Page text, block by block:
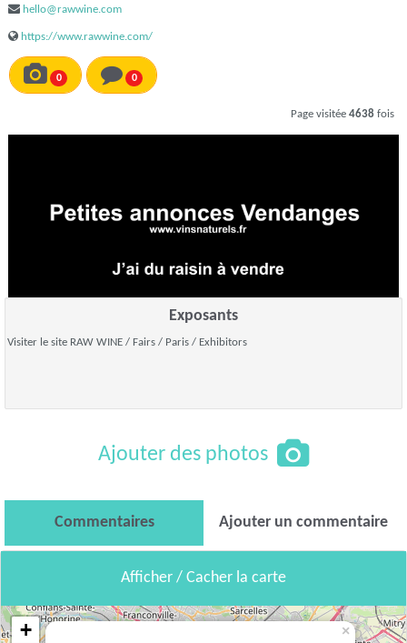
hello@rawwine.com
https://www.rawwine.com/
0 0
Page visitée 4638 fois
Exposants
Visiter le site RAW WINE / Fairs / Paris / Exhibitors
Ajouter des photos
Commentaires Ajouter un commentaire
Afficher / Cacher la carte
×
+